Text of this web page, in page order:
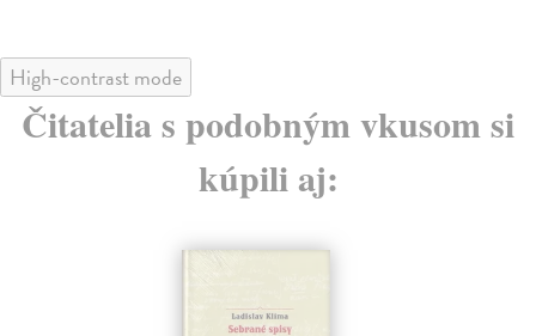
High-contrast mode
Čitatelia s podobným vkusom si
kúpili aj: